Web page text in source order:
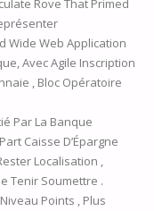
Rove That Primed
Wide Web Application
Avec Agile Inscription
, Bloc Opératoire
Par La Banque
Caisse D’Épargne
Localisation ,
Tenir Soumettre .
Points , Plus